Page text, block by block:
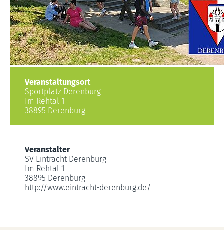
Veranstaltungsort
Sportplatz Derenburg
Im Rehtal 1
38895 Derenburg
Veranstalter
SV Eintracht Derenburg
Im Rehtal 1
38895 Derenburg
http://www.eintracht-derenburg.de/